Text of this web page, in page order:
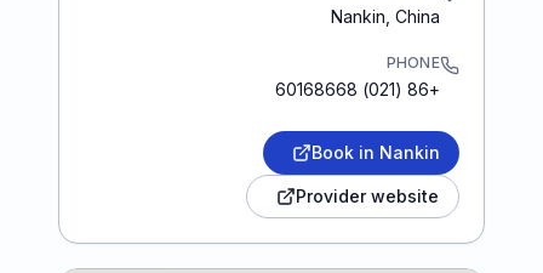
Nankin China
PHONE
+86 (021) 60168668
Book in Nankin
Provider website